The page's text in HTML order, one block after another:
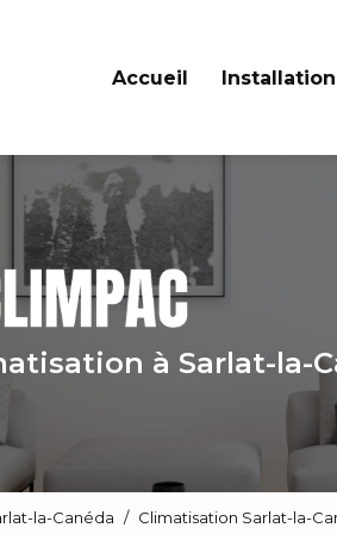
Accueil Installation
à Sarlat-la-
la-Canéda Climatisation Sarlat-la-